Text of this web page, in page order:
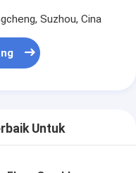
Suzhou, Cina
Untuk